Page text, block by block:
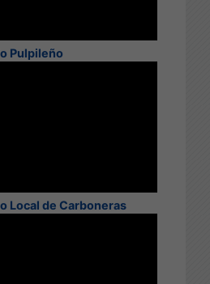
Pulpileño
Local de Carboneras